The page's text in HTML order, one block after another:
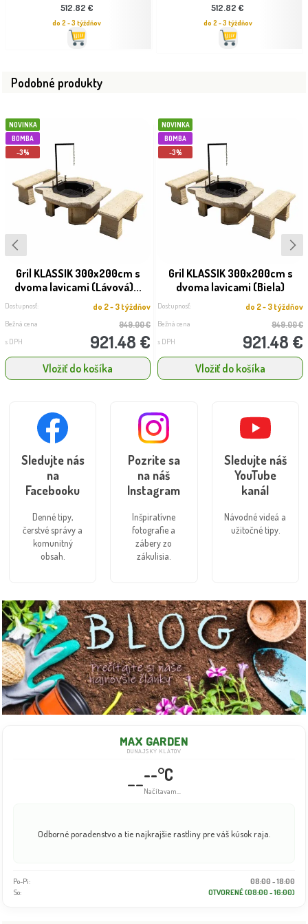
MAX GARDEN
DUNAJSKÝ KLÁTOV
----°C
Načítavam...
Odborné poradenstvo a tie najkrajšie rastliny pre váš kúsok raja.
Po-Pi:
08:00 - 18:00
So:
OTVORENÉ (08:00 - 16:00)
512.82 €
do 2 - 3 týždňov
512.82 €
do 2 - 3 týždňov
Podobné produkty
NOVINKA
BOMBA
-3%
Gril KLASSIK 300x200cm s
dvoma lavicami (Lávová)...
Dostupnosť: do 2 - 3 týždňov
Bežná cena 949.00 €
s DPH 921.48 €
Vložiť do košíka
NOVINKA
BOMBA
-3%
Gril KLASSIK 300x200cm s
dvoma lavicami (Biela)
Dostupnosť: do 2 - 3 týždňov
Bežná cena 949.00 €
s DPH 921.48 €
Vložiť do košíka
Sledujte nás
na
Facebooku
Denné tipy,
čerstvé správy a
komunitný
obsah.
Pozrite sa
na náš
Instagram
Inšpiratívne
fotografie a
zábery zo
zákulisia.
Sledujte náš
YouTube
kanál
Návodné videá a
užitočné tipy.